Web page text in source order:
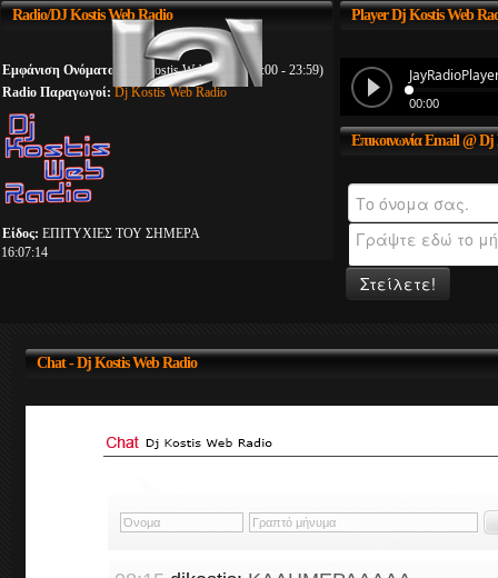
Radio/DJKostis Web Radio
Εμφάνιση Ονόματος:
Dj Kostis Web Radio (00:00 - 23:59)
Radio Παραγωγοί: Dj Kostis Web Radio
Είδος: ΕΠΙΤΥΧΙΕΣ ΤΟΥ ΣΗΜΕΡΑ
16:07:15
PlayerDj Kostis Web
ΕπικοινωνίαEmail @ Dj
Στείλετε!
Chat- Dj Kostis Web Radio